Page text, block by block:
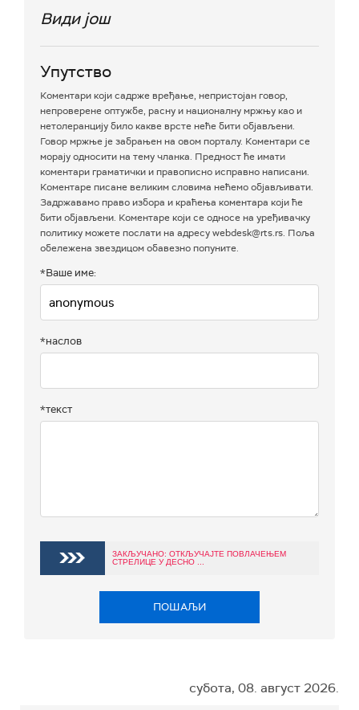
Види још
Упутство
Коментари који садрже вређање, непристојан говор,
непроверене оптужбе, расну и националну мржњу као и
нетолеранцију било какве врсте неће бити објављени.
Говор мржње је забрањен на овом порталу. Коментари се
морају односити на тему чланка. Предност ће имати
коментари граматички и правописно исправно написани.
Коментаре писане великим словима нећемо објављивати.
Задржавамо право избора и краћења коментара који ће
бити објављени. Коментаре који се односе на уређивачку
политику можете послати на адресу webdesk@rts.rs. Поља
обележена звездицом обавезно попуните.
*Ваше име:
*наслов
*текст
ЗАКЉУЧАНО: ОТКЉУЧАЈТЕ ПОВЛАЧЕЊЕМ
СТРЕЛИЦЕ У ДЕСНО ...
ПОШАЉИ
субота, 08. август 2026.